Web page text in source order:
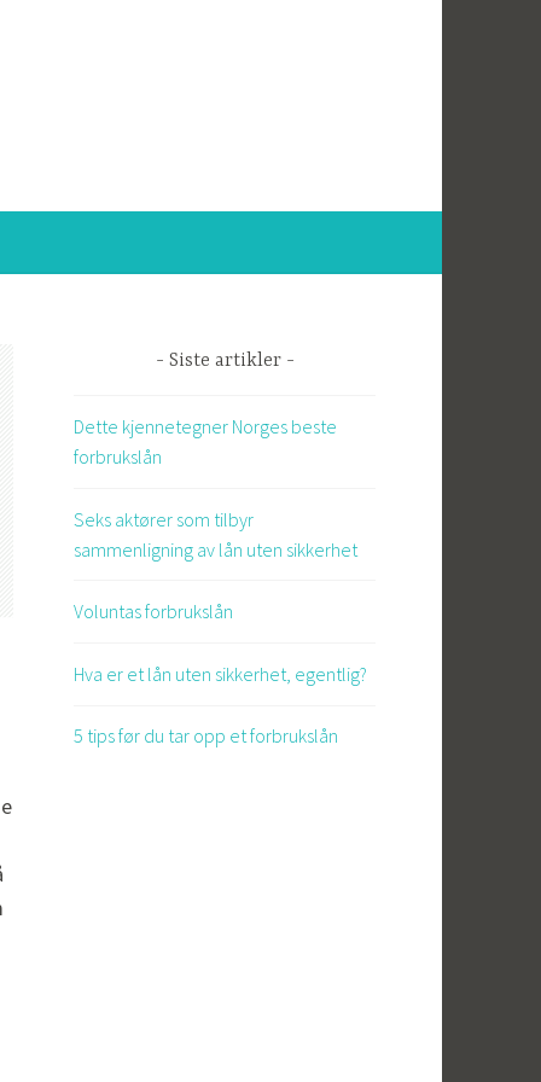
Siste artikler
Dette kjennetegner Norges beste
forbrukslån
Seks aktører som tilbyr
sammenligning av lån uten sikkerhet
Voluntas forbrukslån
Hva er et lån uten sikkerhet, egentlig?
5 tips før du tar opp et forbrukslån